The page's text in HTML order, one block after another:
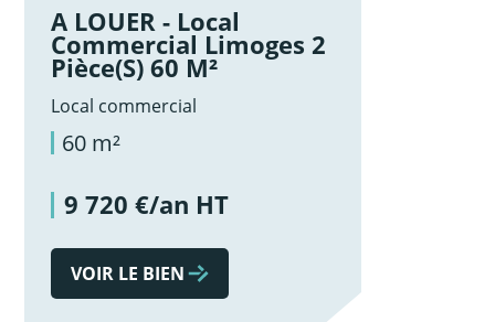
A LOUER - Local
Commercial Limoges 2
Pièce(s) 60 M²
Local commercial
60 m²
9 720 €/an HT
VOIR LE BIEN